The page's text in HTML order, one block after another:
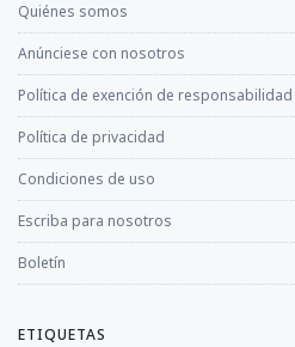
Quiénes somos
Anúnciese con nosotros
Política de exención de responsabilidad
Política de privacidad
Condiciones de uso
Escriba para nosotros
Boletín
ETIQUETAS